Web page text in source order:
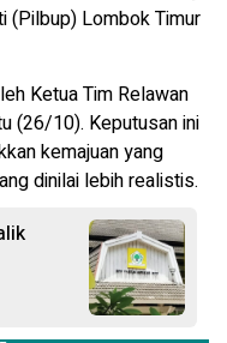
(Pilbup) Lombok Timur
Ketua Tim Relawan
(26/10). Keputusan ini
kemajuan yang
dinilai lebih realistis.